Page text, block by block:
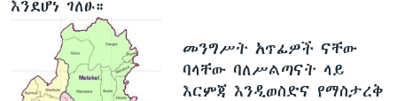
እንደሆነ ገለፁ።
መንግሥት አጥፊዎች ናቸው
ባላቸው ባለሥልጣናት ላይ
እርምጃ እንዲወስድና የማስታረቅ